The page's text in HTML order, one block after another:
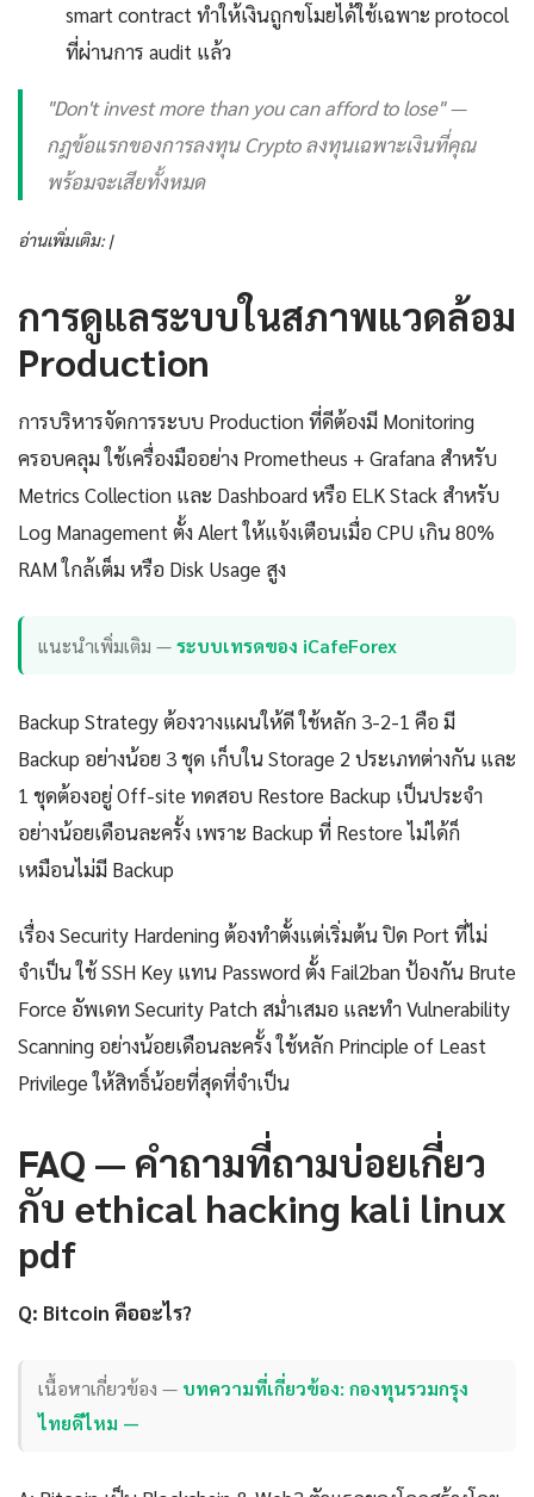
smart contract ทำให้เงินถูกขโมยได้ใช้เฉพาะ protocol
ที่ผ่านการ audit แล้ว
"Don't invest more than you can afford to lose" —
กฎข้อแรกของการลงทุน Crypto ลงทุนเฉพาะเงินที่คุณ
พร้อมจะเสียทั้งหมด
อ่านเพิ่มเติม: |
การดูแลระบบในสภาพแวดล้อม
Production
การบริหารจัดการระบบ Production ที่ดีต้องมี Monitoring
ครอบคลุม ใช้เครื่องมืออย่าง Prometheus + Grafana สำหรับ
Metrics Collection และ Dashboard หรือ ELK Stack สำหรับ
Log Management ตั้ง Alert ให้แจ้งเตือนเมื่อ CPU เกิน 80%
RAM ใกล้เต็ม หรือ Disk Usage สูง
แนะนำเพิ่มเติม —ระบบเทรดของ iCafeForex
Backup Strategy ต้องวางแผนให้ดี ใช้หลัก 3-2-1 คือ มี
Backup อย่างน้อย 3 ชุด เก็บใน Storage 2 ประเภทต่างกัน และ
1 ชุดต้องอยู่ Off-site ทดสอบ Restore Backup เป็นประจำ
อย่างน้อยเดือนละครั้ง เพราะ Backup ที่ Restore ไม่ได้ก็
เหมือนไม่มี Backup
เรื่อง Security Hardening ต้องทำตั้งแต่เริ่มต้น ปิด Port ที่ไม่
จำเป็น ใช้ SSH Key แทน Password ตั้ง Fail2ban ป้องกัน Brute
Force อัพเดท Security Patch สม่ำเสมอ และทำ Vulnerability
Scanning อย่างน้อยเดือนละครั้ง ใช้หลัก Principle of Least
Privilege ให้สิทธิ์น้อยที่สุดที่จำเป็น
FAQ — คำถามที่ถามบ่อยเกี่ยว
กับ ethical hacking kali linux
pdf
Q: Bitcoin คืออะไร?
เนื้อหาเกี่ยวข้อง — บทความที่เกี่ยวข้อง: กองทุนรวมกรุง
ไทยดีไหม —